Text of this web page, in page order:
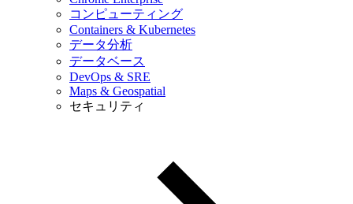
コンピューティング
Containers & Kubernetes
データ分析
データベース
DevOps & SRE
Maps & Geospatial
セキュリティ